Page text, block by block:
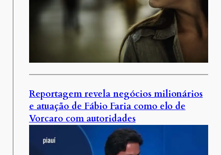
Reportagem revela negócios milionários
e atuação de Fábio Faria como elo de
Vorcaro com autoridades